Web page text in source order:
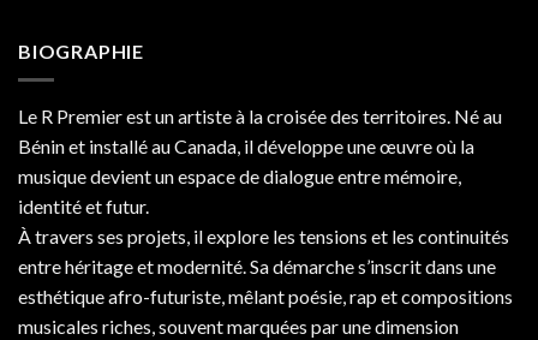
BIOGRAPHIE
Le R Premier est un artiste à la croisée des territoires. Né au
Bénin et installé au Canada, il développe une œuvre où la
musique devient un espace de dialogue entre mémoire,
identité et futur.
À travers ses projets, il explore les tensions et les continuités
entre héritage et modernité. Sa démarche s’inscrit dans une
esthétique afro-futuriste, mêlant poésie, rap et compositions
musicales riches, souvent marquées par une dimension